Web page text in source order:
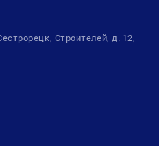
Строителей, д. 12,